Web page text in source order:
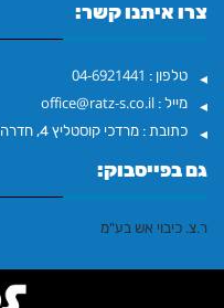
צרו איתנו קשר:
טלפון : 04-6921441
מייל : office@ratz-s.co.il
כתובת : מרדכי קוסטליץ 4, חדרה - מגדל שערי חדרה
גם בפייסבוק:
‏ר.צ. כיבוי אש בע"מ‏